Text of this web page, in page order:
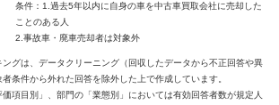
条件：1.過去5年以内に自身の車を中古車買取会社に売却した
ことのある人
2.事故車・廃車売却者は対象外
グは、データクリーニング（回収したデータから不正回答や異
条件から外れた回答を除外した上で作成しています。
項目別」、部門の「業態別」においては有効回答者数が規定人